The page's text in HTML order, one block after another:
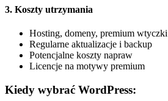
3. Koszty utrzymania
Hosting, domeny, premium wtyczki
Regularne aktualizacje i backup
Potencjalne koszty napraw
Licencje na motywy premium
Kiedy wybrać WordPress: